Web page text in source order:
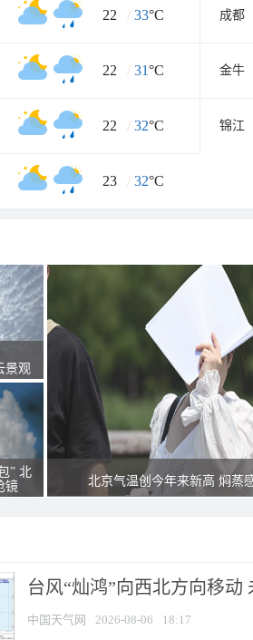
22 / 33°C 成都
22 / 31°C 金牛
22 / 32°C 锦江
23 / 32°C
景观
” 北
镜
北京气温创今年来新高 焖蒸
台风“灿鸿”向西北方向移动
中国天气网 2026-08-06 18:17